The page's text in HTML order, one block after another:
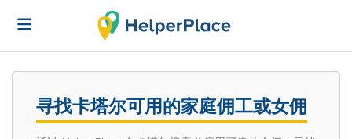
寻找卡塔尔可用的家庭佣工或女佣